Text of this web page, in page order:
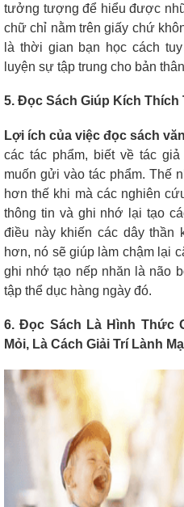
tưởng tượng để hiểu được
chữ chỉ nằm trên giấy chứ
là thời gian bạn học cách
luyện sự tập trung cho bản
5. Đọc Sách Giúp Kích Thích
Lợi ích của việc đọc sách
các tác phẩm, biết về tác
muốn gửi vào tác phẩm. Thế
hơn thế khi mà các nghiên
thông tin và ghi nhớ lại tạo
điều này khiến các dây thần
hơn, nó sẽ giúp làm chậm lại
ghi nhớ tạo nếp nhăn là não
tập thể dục hàng ngày đó.
6. Đọc Sách Là Hình Thức
Mỏi, Là Cách Giải Trí Lành